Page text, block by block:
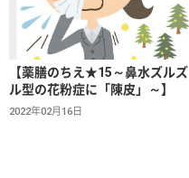
【薬膳のちえ★15～鼻水ズルズ
ル型の花粉症に「陳皮」～】
2022年02月16日